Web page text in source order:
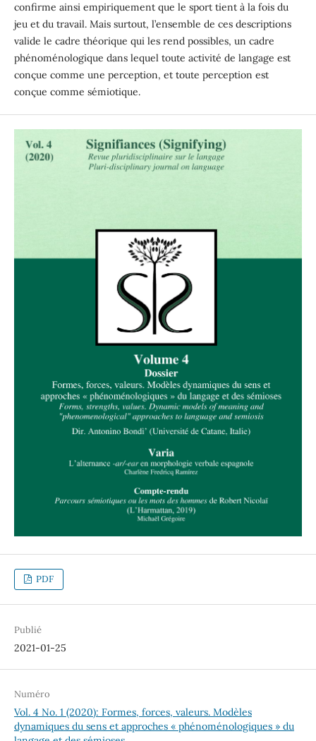
confirme ainsi empiriquement que le sport tient à la fois du
jeu et du travail. Mais surtout, l’ensemble de ces descriptions
valide le cadre théorique qui les rend possibles, un cadre
phénoménologique dans lequel toute activité de langage est
conçue comme une perception, et toute perception est
conçue comme sémiotique.
PDF
Publié
2021-01-25
Numéro
Vol. 4 No. 1 (2020): Formes, forces, valeurs. Modèles
dynamiques du sens et approches « phénoménologiques » du